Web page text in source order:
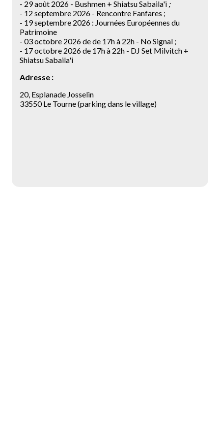
- 29 août 2026 - Bushmen + Shiatsu Sabaila'i ;
- 12 septembre 2026 - Rencontre Fanfares ;
- 19 septembre 2026 : Journées Européennes du
Patrimoine
- 03 octobre 2026 de de 17h à 22h - No Signal ;
- 17 octobre 2026 de 17h à 22h - DJ Set Milvitch +
Shiatsu Sabaila'i
Adresse :
20, Esplanade Josselin
33550 Le Tourne (parking dans le village)